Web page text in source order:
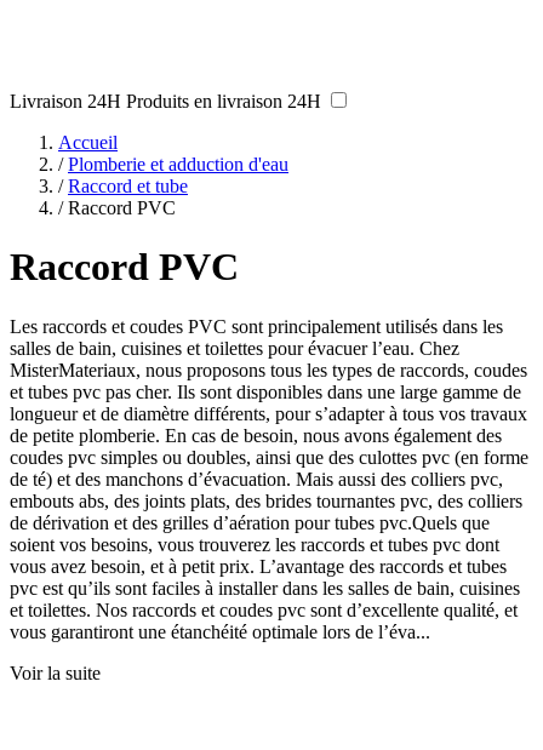
Livraison 24H Produits en livraison 24H
Accueil
/ Plomberie et adduction d'eau
/ Raccord et tube
/ Raccord PVC
Raccord PVC
Les raccords et coudes PVC sont principalement utilisés dans les
salles de bain, cuisines et toilettes pour évacuer l’eau. Chez
MisterMateriaux, nous proposons tous les types de raccords, coudes
et tubes pvc pas cher. Ils sont disponibles dans une large gamme de
longueur et de diamètre différents, pour s’adapter à tous vos travaux
de petite plomberie. En cas de besoin, nous avons également des
coudes pvc simples ou doubles, ainsi que des culottes pvc (en forme
de té) et des manchons d’évacuation. Mais aussi des colliers pvc,
embouts abs, des joints plats, des brides tournantes pvc, des colliers
de dérivation et des grilles d’aération pour tubes pvc.Quels que
soient vos besoins, vous trouverez les raccords et tubes pvc dont
vous avez besoin, et à petit prix. L’avantage des raccords et tubes
pvc est qu’ils sont faciles à installer dans les salles de bain, cuisines
et toilettes. Nos raccords et coudes pvc sont d’excellente qualité, et
vous garantiront une étanchéité optimale lors de l’éva...
Voir la suite